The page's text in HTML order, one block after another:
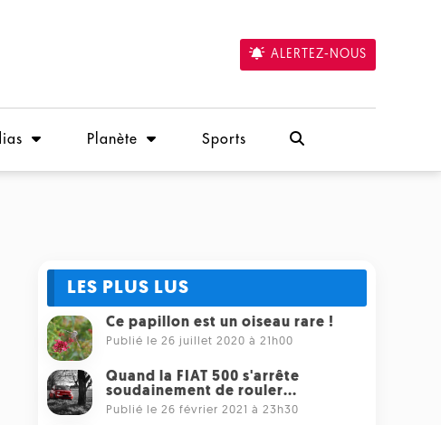
ALERTEZ-NOUS
Planète Sports
LES PLUS LUS
Ce papillon est un oiseau rare !
Publié le 26 juillet 2020 à 21h00
Quand la FIAT 500 s'arrête
soudainement de rouler...
Publié le 26 février 2021 à 23h30